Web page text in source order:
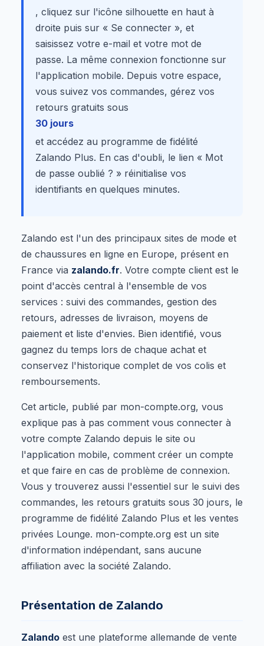
, cliquez sur l'icône silhouette en haut à
droite puis sur « Se connecter », et
saisissez votre e-mail et votre mot de
passe. La même connexion fonctionne sur
l'application mobile. Depuis votre espace,
vous suivez vos commandes, gérez vos
retours gratuits sous
30 jours
et accédez au programme de fidélité
Zalando Plus. En cas d'oubli, le lien « Mot
de passe oublié ? » réinitialise vos
identifiants en quelques minutes.
Zalando est l'un des principaux sites de mode et
de chaussures en ligne en Europe, présent en
France via zalando.fr. Votre compte client est le
point d'accès central à l'ensemble de vos
services : suivi des commandes, gestion des
retours, adresses de livraison, moyens de
paiement et liste d'envies. Bien identifié, vous
gagnez du temps lors de chaque achat et
conservez l'historique complet de vos colis et
remboursements.
Cet article, publié par mon-compte.org, vous
explique pas à pas comment vous connecter à
votre compte Zalando depuis le site ou
l'application mobile, comment créer un compte
et que faire en cas de problème de connexion.
Vous y trouverez aussi l'essentiel sur le suivi des
commandes, les retours gratuits sous 30 jours, le
programme de fidélité Zalando Plus et les ventes
privées Lounge. mon-compte.org est un site
d'information indépendant, sans aucune
affiliation avec la société Zalando.
Présentation de Zalando
Zalando est une plateforme allemande de vente